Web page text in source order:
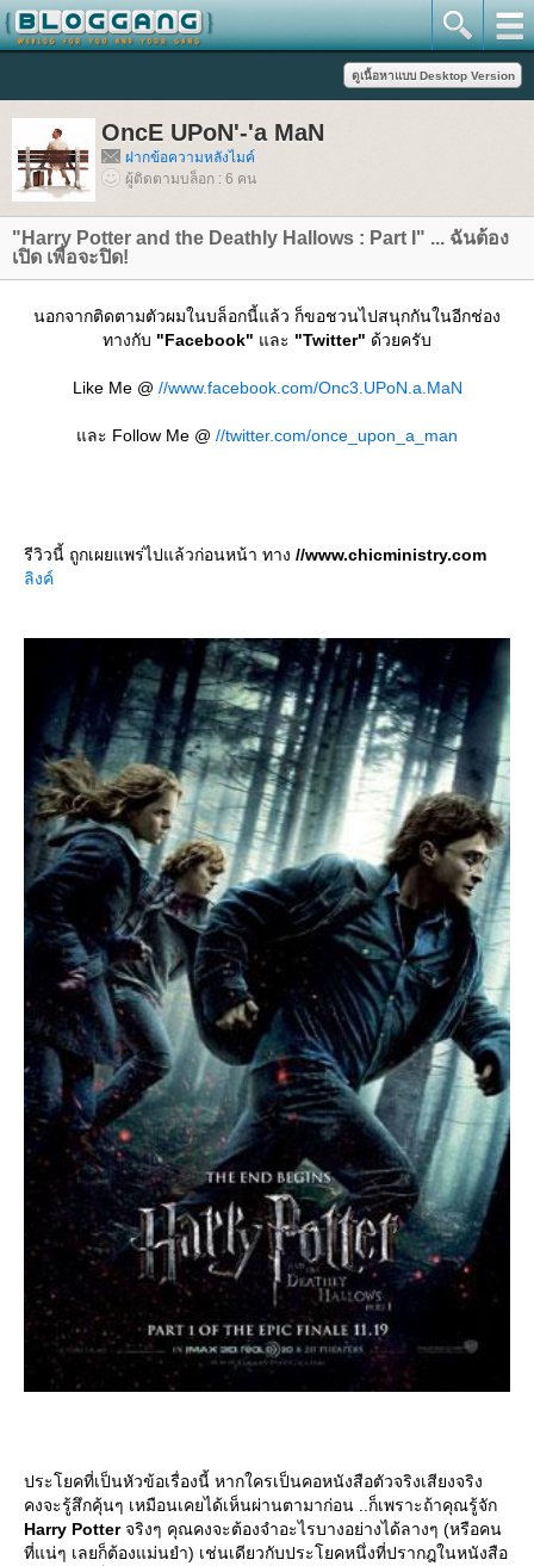
OncE UPoN'-'a MaN
ฝากข้อความหลังไมค์
ผู้ติดตามบล็อก : 6 คน
"Harry Potter and the Deathly Hallows : Part I" ... ฉันต้อง
เปิด เพื่อจะปิด!
นอกจากติดตามตัวผมในบล็อกนี้แล้ว ก็ขอชวนไปสนุกกันในอีกช่อง
ทางกับ "Facebook" ละ "Twitter" ด้วยครับ
Like Me @ //www.facebook.com/Onc3.UPoN.a.MaN
ละ Follow Me @ //twitter.com/once_upon_a_man
รีวิวนี้ ถูกเผยแพร่ไปแล้วก่อนหน้า ทาง //www.chicministry.com
ลิงค์
ประโยคที่เป็นหัวข้อเรื่องนี้ หากใครเป็นคอหนังสือตัวจริงเสียงจริง
คงจะรู้สึกคุ้นๆ เหมือนเคยได้เห็นผ่านตามาก่อน ..ก็เพราะถ้าคุณรู้จัก
Harry Potterจริงๆ คุณคงจะต้องจำอะไรบางอย่างได้ลางๆ (หรือคน
ที่แน่ๆ เลยก็ต้องแม่นยำ) เช่นเดียวกับประโยคหนึ่งที่ปรากฎในหนังสือ